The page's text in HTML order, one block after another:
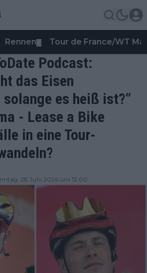
Rennen Tour de France/WT
Podcast:
das Eisen
es heiß ist?“
- Lease a Bike
in eine Tour-
28 Juni 2026 um 12:00